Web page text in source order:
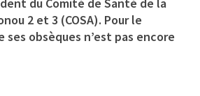
2 et 3 (COSA). Pour le
obsèques n’est pas encore